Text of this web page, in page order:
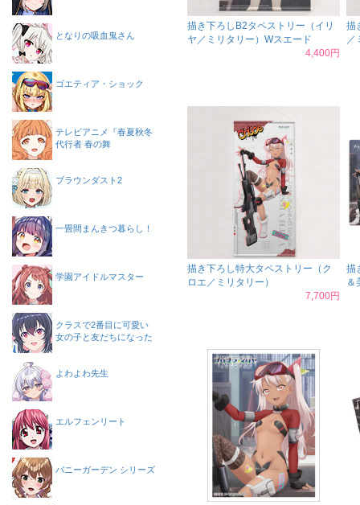
描き下ろしB2タペストリー（イリ
ヤ／ミリタリー）Wスエード
4,400円
描
／
描き下ろし特大タペストリー（ク
ロエ／ミリタリー）
7,700円
描
＆
となりの吸血鬼さん
ゴエティア・ショック
テレビアニメ『春夏秋冬
代行者 春の舞
ブラウンダスト2
一畳間まんきつ暮らし！
学園アイドルマスター
クラスで2番目に可愛い
女の子と友だちになった
よわよわ先生
エルフェンリート
バニーガーデン シリーズ